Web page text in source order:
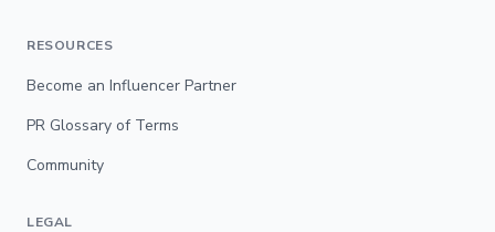
RESOURCES
Become an Influencer Partner
PR Glossary of Terms
Community
LEGAL